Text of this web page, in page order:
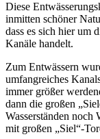
Diese
inmitten schöner
dass es sich hier um
Kanäle handelt.
Zum Entwässern
umfangreiches
immer größer
dann die großen
Wasserständen noch
mit großen „Siel“-